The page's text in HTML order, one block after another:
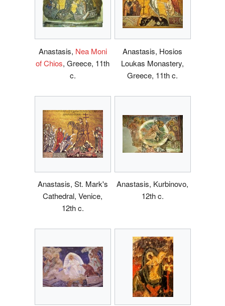
Anastasis, Nea Moni
of Chios, Greece, 11th
c.
Anastasis, Hosios
Loukas Monastery,
Greece, 11th c.
Anastasis, St. Mark's
Cathedral, Venice,
12th c.
Anastasis, Kurbinovo,
12th c.